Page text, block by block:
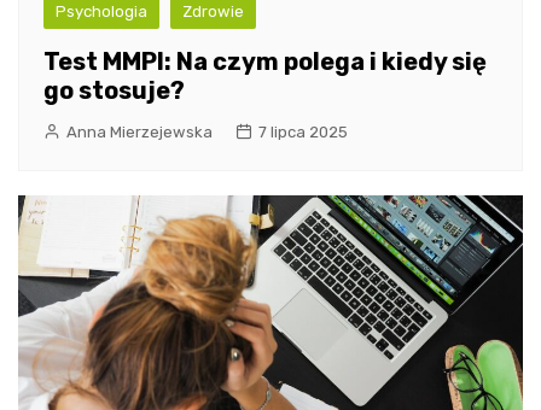
Psychologia Zdrowie
Test MMPI: Na czym polega i kiedy się
go stosuje?
Anna Mierzejewska 7 lipca 2025